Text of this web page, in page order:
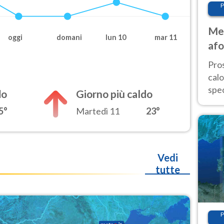
oggi domani lun 10 mar 11
Giorno più caldo
Martedì 11 23°
Vedi
tutte